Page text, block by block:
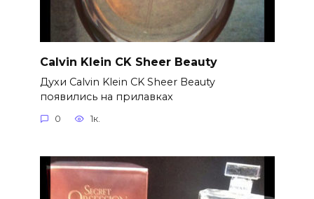
Calvin Klein CK Sheer Beauty
Духи Calvin Klein CK Sheer Beauty
появились на прилавках
0 1к.